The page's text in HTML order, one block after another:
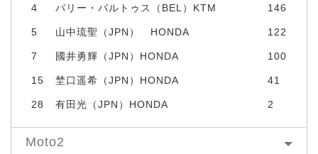
4 バリー・バルトゥス（BEL）KTM 146
5 山中琉聖（JPN） HONDA 122
7 國井勇輝（JPN）HONDA 100
15 埜口遥希（JPN）HONDA 41
28 有田光（JPN）HONDA 2
Moto2